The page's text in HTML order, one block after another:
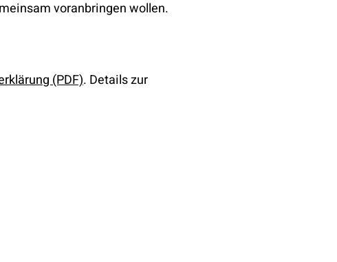
voranbringen wollen.
(PDF). Details zur